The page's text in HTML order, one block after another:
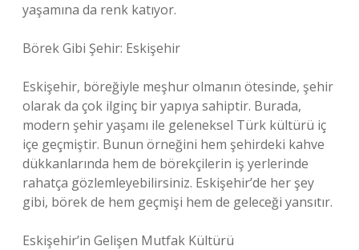
yaşamına da renk katıyor.
Börek Gibi Şehir: Eskişehir
Eskişehir, böreğiyle meşhur olmanın ötesinde, şehir
olarak da çok ilginç bir yapıya sahiptir. Burada,
modern şehir yaşamı ile geleneksel Türk kültürü iç
içe geçmiştir. Bunun örneğini hem şehirdeki kahve
dükkanlarında hem de börekçilerin iş yerlerinde
rahatça gözlemleyebilirsiniz. Eskişehir’de her şey
gibi, börek de hem geçmişi hem de geleceği yansıtır.
Eskişehir’in Gelişen Mutfak Kültürü